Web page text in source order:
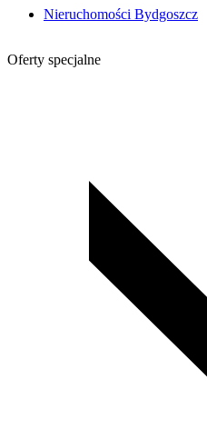
Nieruchomości Bydgoszcz
Oferty specjalne